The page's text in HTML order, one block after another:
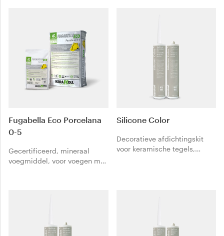
esthetische continuïteit.
Fugabella Eco Porcelana
0-5
Gecertificeerd, mineraal
voegmiddel, voor voegen met
Silicone Color
Decoratieve afdichtingskit
voor keramische tegels,